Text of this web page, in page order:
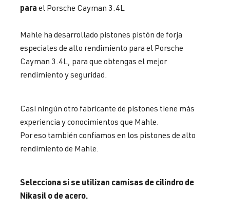
para el Porsche Cayman 3.4L
Mahle ha desarrollado pistones pistón de forja
especiales de alto rendimiento para el Porsche
Cayman 3.4L, para que obtengas el mejor
rendimiento y seguridad.
Casi ningún otro fabricante de pistones tiene más
experiencia y conocimientos que Mahle.
Por eso también confiamos en los pistones de alto
rendimiento de Mahle.
Selecciona si se utilizan camisas de cilindro de
Nikasil o de acero.